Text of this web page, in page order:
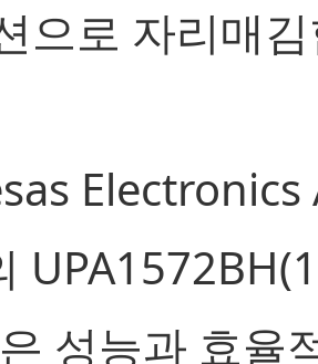
으로 자리매
성능과 효율